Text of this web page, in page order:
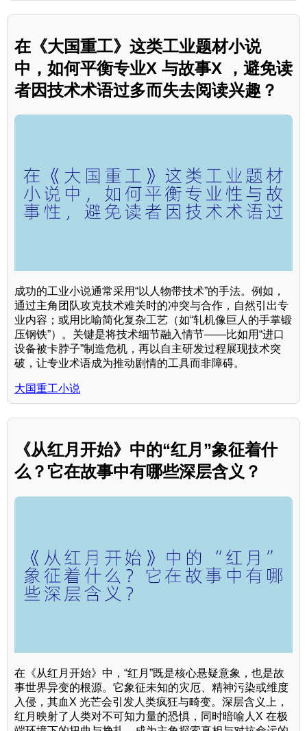
在《大国重工》这类工业题材小说
中，如何平衡专业X 与故事X ，避免读
者因技术术语过多而失去阅读兴趣？
成功的工业小说通常采用“以人物带技术”的手法。例如，
通过主角团队攻克技术难关时的冲突与合作，自然引出专
业内容；或用比喻简化复杂工艺（如“轧机像巨人的手掌锻
压钢铁”）。关键是将技术细节融入情节——比如用“进口
设备被卡脖子”制造危机，再以自主研发过程展现技术突
破，让专业术语成为推动剧情的工具而非障碍。
大国重工小说
《从红月开始》中的“红月”象征着什
么？它在故事中有哪些深层含义？
在《从红月开始》中，“红月”既是核心悬疑意象，也是故
事世界异变的根源。它象征未知的灾厄、精神污染或维度
入侵，其血X 光芒会引发人类疯狂与畸变。深层含义上，
红月映射了人类对不可知力量的恐惧，同时暗喻人X 在极